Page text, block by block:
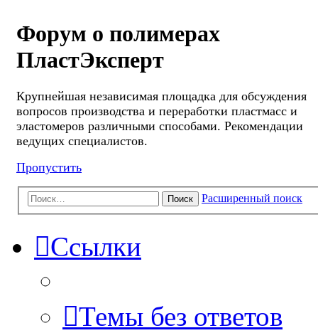
Форум о полимерах
ПластЭксперт
Крупнейшая независимая площадка для обсуждения
вопросов производства и переработки пластмасс и
эластомеров различными способами. Рекомендации
ведущих специалистов.
Пропустить
Поиск Расширенный поиск
Ссылки
Темы без ответов